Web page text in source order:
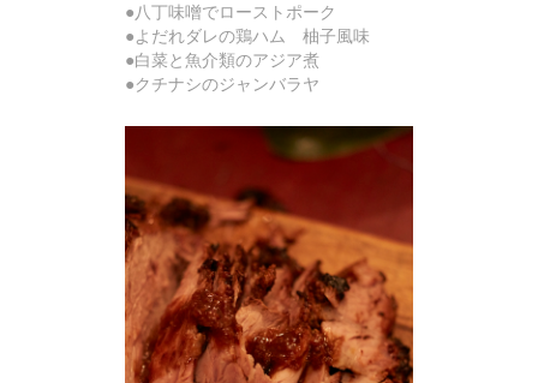
●八丁味噌でローストポーク
●よだれダレの鶏ハム 柚子風味
●白菜と魚介類のアジア煮
●クチナシのジャンバラヤ